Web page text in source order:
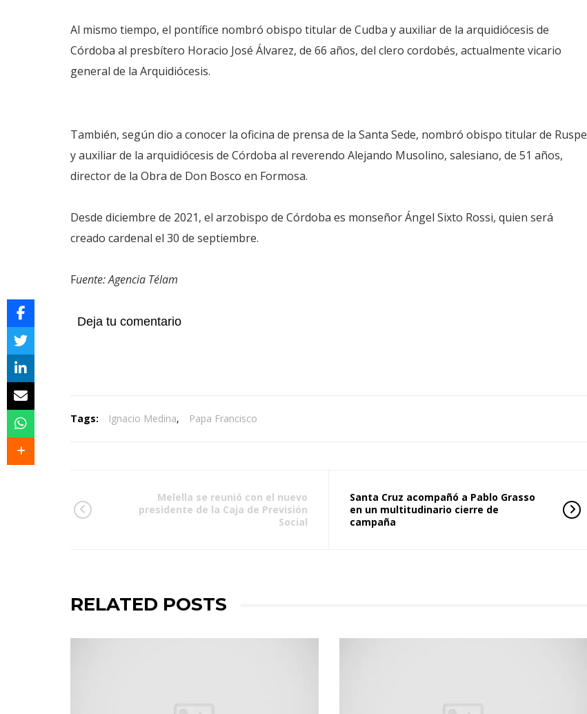
Al mismo tiempo, el pontífice nombró obispo titular de Cudba y auxiliar de la arquidiócesis de
Córdoba al presbítero Horacio José Álvarez, de 66 años, del clero cordobés, actualmente vicario
general de la Arquidiócesis.
También, según dio a conocer la oficina de prensa de la Santa Sede, nombró obispo titular de Ruspe
y auxiliar de la arquidiócesis de Córdoba al reverendo Alejando Musolino, salesiano, de 51 años,
director de la Obra de Don Bosco en Formosa.
Desde diciembre de 2021, el arzobispo de Córdoba es monseñor Ángel Sixto Rossi, quien será
creado cardenal el 30 de septiembre.
Fuente: Agencia Télam
Deja tu comentario
Tags: Ignacio Medina, Papa Francisco
Melella se reunió con el nuevo
presidente de la Caja de Previsión
Social
Santa Cruz acompañó a Pablo Grasso
en un multitudinario cierre de
campaña
RELATED POSTS